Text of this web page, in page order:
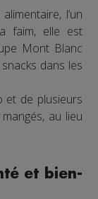
l’un
faim, elle est
Mont Blanc
dans les
et de plusieurs
au lieu
et bien-